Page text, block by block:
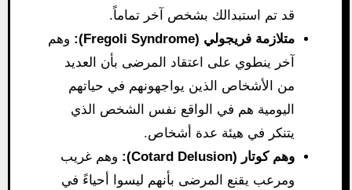
قد تم استبدالك بشخص آخر تماماً.
متلازمة فريجولي (Fregoli Syndrome):
وهم
آخر ينطوي على اعتقاد المرضى بأن العديد
من الأشخاص الذين يواجهونهم في حياتهم
اليومية هم في الواقع نفس الشخص الذي
يتنكر في هيئة عدة أشخاص.
وهم كوتار (Cotard Delusion):
وهم غريب
ومرعب يقنع المرضى بأنهم ليسوا أحياءً في